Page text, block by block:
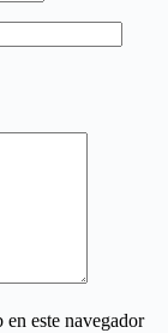
este navegador